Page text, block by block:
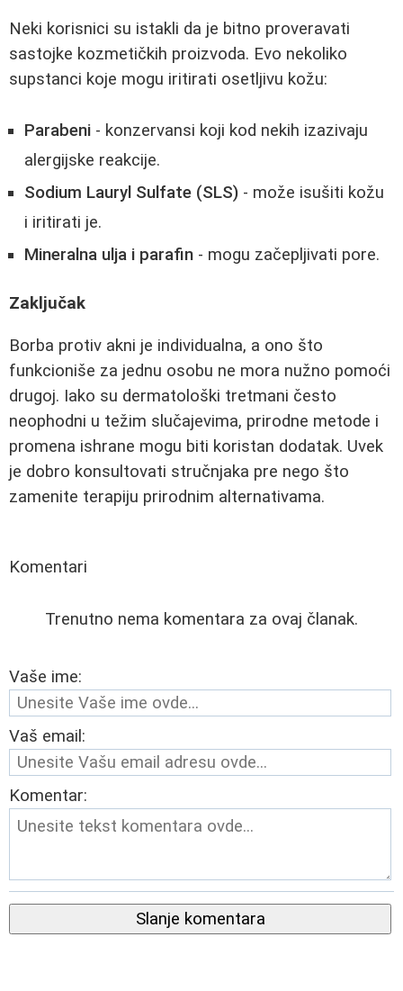
Neki korisnici su istakli da je bitno proveravati
sastojke kozmetičkih proizvoda. Evo nekoliko
supstanci koje mogu iritirati osetljivu kožu:
Parabeni - konzervansi koji kod nekih izazivaju
alergijske reakcije.
Sodium Lauryl Sulfate (SLS) - može isušiti kožu
i iritirati je.
Mineralna ulja i parafin - mogu začepljivati pore.
Zaključak
Borba protiv akni je individualna, a ono što
funkcioniše za jednu osobu ne mora nužno pomoći
drugoj. Iako su dermatološki tretmani često
neophodni u težim slučajevima, prirodne metode i
promena ishrane mogu biti koristan dodatak. Uvek
je dobro konsultovati stručnjaka pre nego što
zamenite terapiju prirodnim alternativama.
Komentari
Trenutno nema komentara za ovaj članak.
Vaše ime:
Vaš email:
Komentar:
Slanje komentara